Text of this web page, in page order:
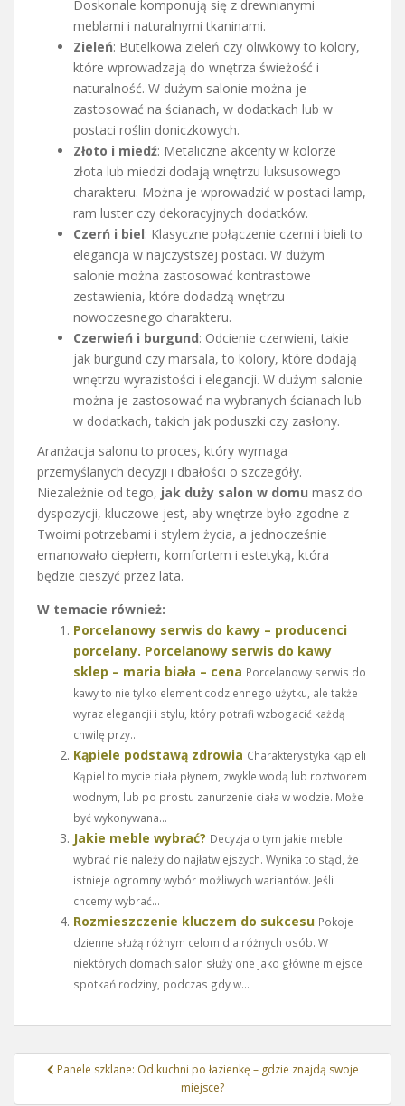
Doskonale komponują się z drewnianymi
meblami i naturalnymi tkaninami.
Zieleń: Butelkowa zieleń czy oliwkowy to kolory,
które wprowadzają do wnętrza świeżość i
naturalność. W dużym salonie można je
zastosować na ścianach, w dodatkach lub w
postaci roślin doniczkowych.
Złoto i miedź: Metaliczne akcenty w kolorze
złota lub miedzi dodają wnętrzu luksusowego
charakteru. Można je wprowadzić w postaci lamp,
ram luster czy dekoracyjnych dodatków.
Czerń i biel: Klasyczne połączenie czerni i bieli to
elegancja w najczystszej postaci. W dużym
salonie można zastosować kontrastowe
zestawienia, które dodadzą wnętrzu
nowoczesnego charakteru.
Czerwień i burgund: Odcienie czerwieni, takie
jak burgund czy marsala, to kolory, które dodają
wnętrzu wyrazistości i elegancji. W dużym salonie
można je zastosować na wybranych ścianach lub
w dodatkach, takich jak poduszki czy zasłony.
Aranżacja salonu to proces, który wymaga
przemyślanych decyzji i dbałości o szczegóły.
Niezależnie od tego, jak duży salon w domu masz do
dyspozycji, kluczowe jest, aby wnętrze było zgodne z
Twoimi potrzebami i stylem życia, a jednocześnie
emanowało ciepłem, komfortem i estetyką, która
będzie cieszyć przez lata.
W temacie również:
Porcelanowy serwis do kawy – producenci
porcelany. Porcelanowy serwis do kawy
sklep – maria biała – cena Porcelanowy serwis do
kawy to nie tylko element codziennego użytku, ale także
wyraz elegancji i stylu, który potrafi wzbogacić każdą
chwilę przy...
Kąpiele podstawą zdrowia Charakterystyka kąpieli
Kąpiel to mycie ciała płynem, zwykle wodą lub roztworem
wodnym, lub po prostu zanurzenie ciała w wodzie. Może
być wykonywana...
Jakie meble wybrać? Decyzja o tym jakie meble
wybrać nie należy do najłatwiejszych. Wynika to stąd, że
istnieje ogromny wybór możliwych wariantów. Jeśli
chcemy wybrać...
Rozmieszczenie kluczem do sukcesu Pokoje
dzienne służą różnym celom dla różnych osób. W
niektórych domach salon służy one jako główne miejsce
spotkań rodziny, podczas gdy w...
Nawigacja
Panele szklane: Od kuchni po łazienkę – gdzie znajdą swoje
miejsce?